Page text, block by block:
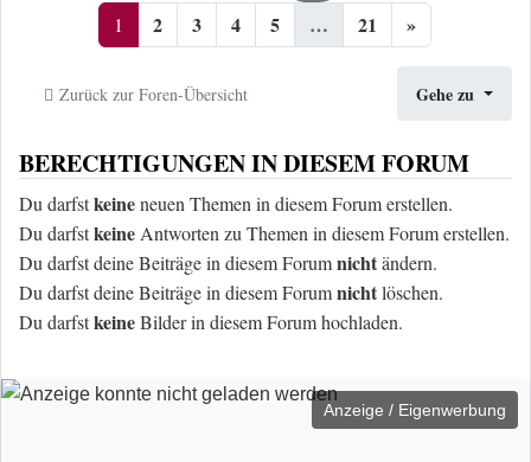
1 2 3 4 5 … 21 »
Zurück zur Foren-Übersicht Gehe zu
BERECHTIGUNGEN IN DIESEM FORUM
Du darfstkeineneuen Themen in diesem Forum erstellen.
Du darfstkeineAntworten zu Themen in diesem Forum erstellen.
Du darfst deine Beiträge in diesem Forumnichtändern.
Du darfst deine Beiträge in diesem Forumnichtlöschen.
Du darfstkeineBilder in diesem Forum hochladen.
Anzeige / Eigenwerbung